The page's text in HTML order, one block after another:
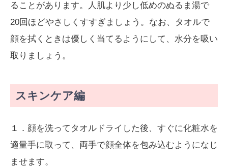
ることがあります。人肌より少し低めのぬるま湯で
20回ほどやさしくすすぎましょう。なお、タオルで
顔を拭くときは優しく当てるようにして、水分を吸い
取りましょう。
スキンケア編
１．顔を洗ってタオルドライした後、すぐに化粧水を
適量手に取って、両手で顔全体を包み込むようになじ
ませます。